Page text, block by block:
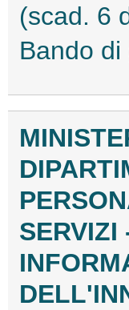
(scad. 6
Bando
SERVIZI